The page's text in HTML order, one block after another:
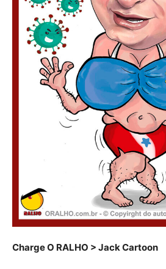
Charge O RALHO > Jack Cartoon